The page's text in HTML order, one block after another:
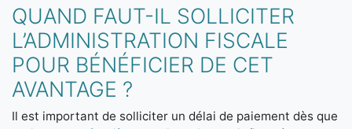
QUAND FAUT-IL SOLLICITER
L’ADMINISTRATION FISCALE
POUR BÉNÉFICIER DE CET
AVANTAGE ?
Il est important de solliciter un délai de paiement dès que